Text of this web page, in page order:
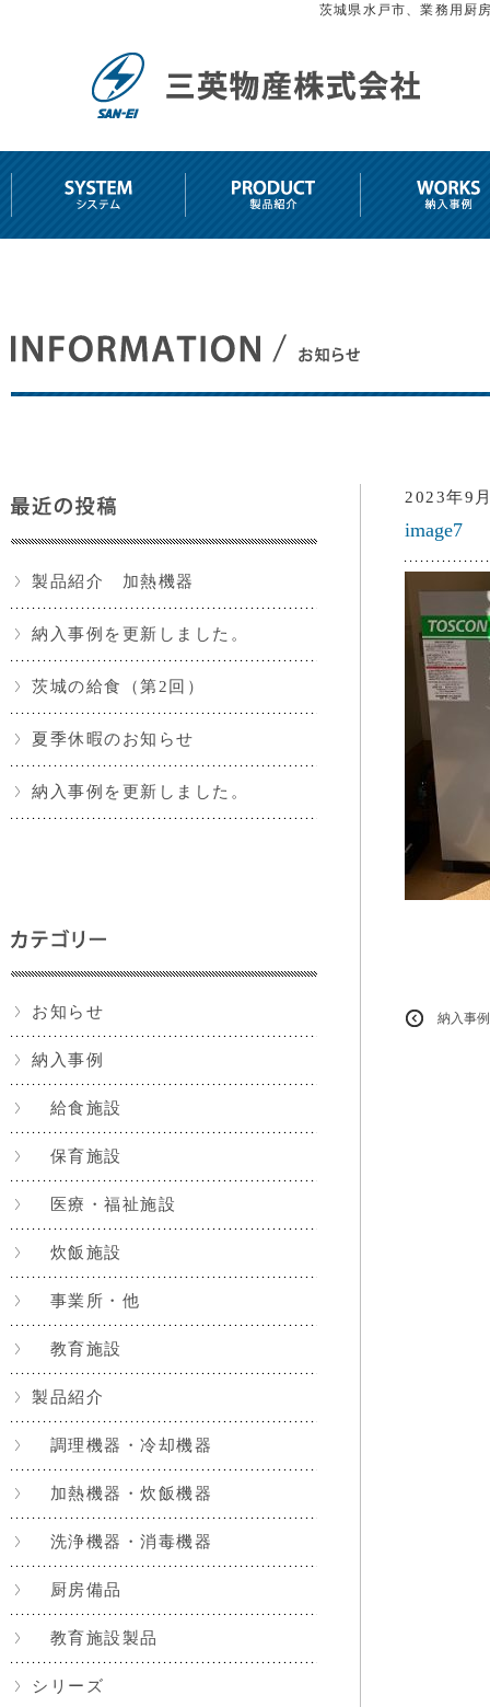
茨城県水戸市、業務用厨
製品紹介 加熱機器
納入事例を更新しました。
茨城の給食（第2回）
夏季休暇のお知らせ
納入事例を更新しました。
お知らせ
納入事例
給食施設
保育施設
医療・福祉施設
炊飯施設
事業所・他
教育施設
製品紹介
調理機器・冷却機器
加熱機器・炊飯機器
洗浄機器・消毒機器
厨房備品
教育施設製品
シリーズ
2023年9
image7
納入事